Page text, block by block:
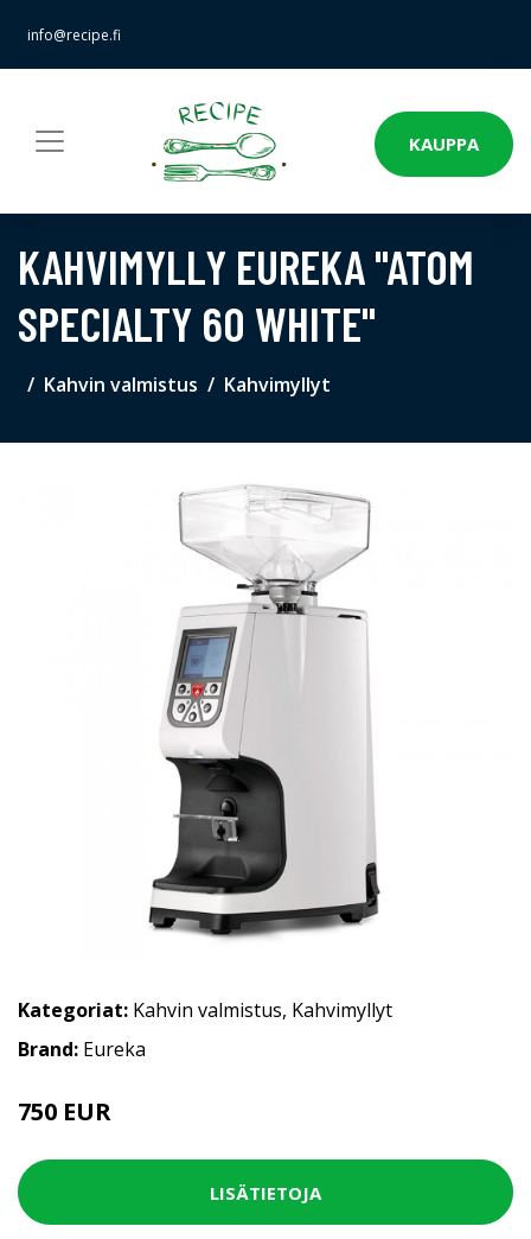
info@recipe.fi
KAUPPA
KAHVIMYLLY EUREKA "ATOM
SPECIALTY 60 WHITE"
Kahvin valmistus Kahvimyllyt
Kategoriat: Kahvin valmistus, Kahvimyllyt
Brand: Eureka
750 EUR
LISÄTIETOJA